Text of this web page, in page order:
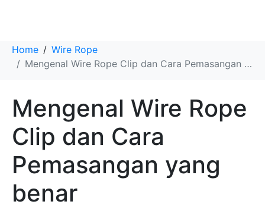
Home
Wire Rope
Mengenal Wire Rope Clip dan Cara Pemasangan yang benar
Mengenal Wire Rope
Clip dan Cara
Pemasangan yang
benar